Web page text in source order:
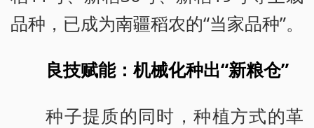
品种，已成为南疆稻农的“当家品种”。
良技赋能：机械化种出“新粮仓”
种子提质的同时，种植方式的革